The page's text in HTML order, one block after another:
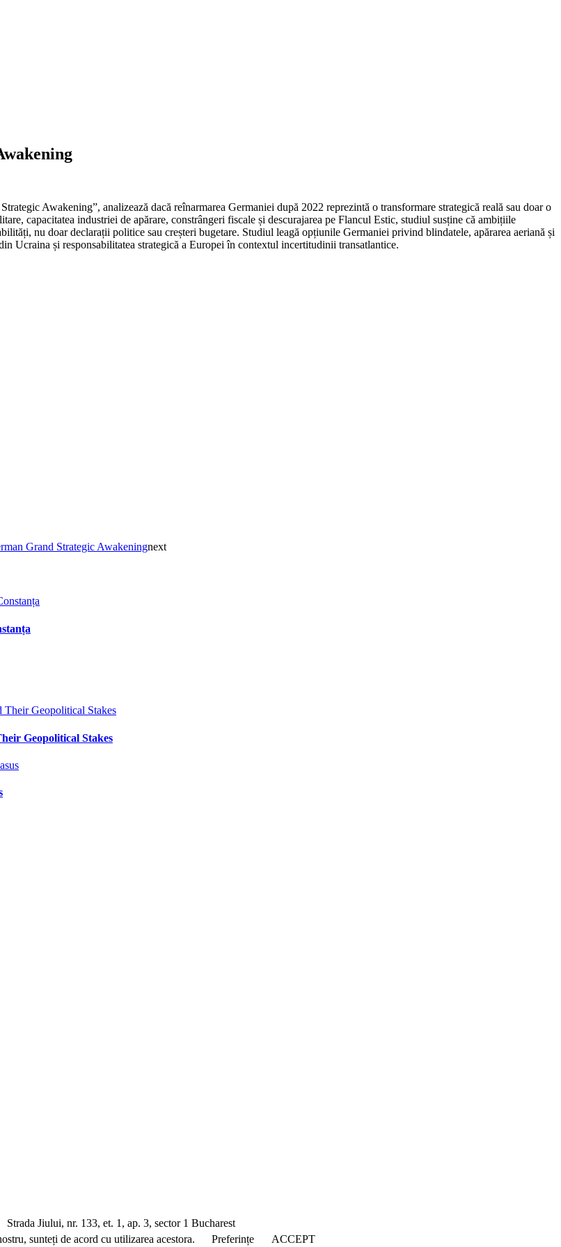
Awakening”, analizează dacă reînarmarea Germaniei după 2022 reprezintă o transformare strategică reală sau doar o
capacitatea industriei de apărare, constrângeri fiscale și descurajarea pe Flancul Estic, studiul susține că ambițiile
nu doar declarații politice sau creșteri bugetare. Studiul leagă opțiunile Germaniei privind blindatele, apărarea aeriană și
Ucraina și responsabilitatea strategică a Europei în contextul incertitudinii transatlantice.
Grand Strategic Awakeningnext
Geopolitical Stakes
133, et. 1, ap. 3, sector 1 Bucharest
sunteți de acord cu utilizarea acestora.
Preferințe ACCEPT